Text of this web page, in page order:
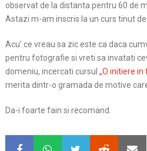
observat de la distanta pentru 60 de
Astazi m-am inscris la un curs tinut de
Acu’ ce vreau sa zic este ca daca
pentru fotografie si vreti sa invatati
domeniu, incercati cursul „O initiere
merita dintr-o gramada de motive
Da-i foarte fain si recomand.